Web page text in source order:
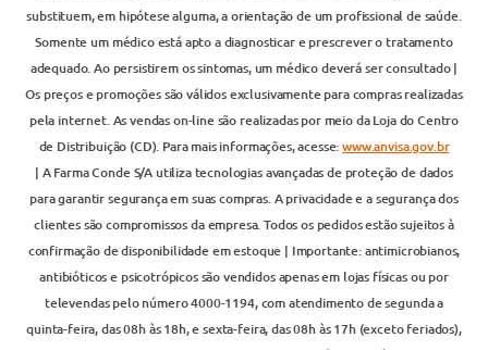
substituem, em hipótese alguma, a orientação de um profissional de saúde.
Somente um médico está apto a diagnosticar e prescrever o tratamento
adequado. Ao persistirem os sintomas, um médico deverá ser consultado |
Os preços e promoções são válidos exclusivamente para compras realizadas
pela internet. As vendas on-line são realizadas por meio da Loja do Centro
de Distribuição (CD). Para mais informações, acesse:www.anvisa.gov.br
| A Farma Conde S/A utiliza tecnologias avançadas de proteção de dados
para garantir segurança em suas compras. A privacidade e a segurança dos
clientes são compromissos da empresa. Todos os pedidos estão sujeitos à
confirmação de disponibilidade em estoque | Importante: antimicrobianos,
antibióticos e psicotrópicos são vendidos apenas em lojas físicas ou por
televendas pelo número 4000-1194, com atendimento de segunda a
quinta-feira, das 08h às 18h, e sexta-feira, das 08h às 17h (exceto feriados),